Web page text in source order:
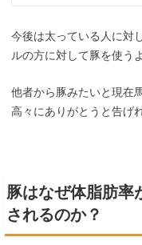
今後は太っている人に対
ルの方に対して豚を使う
他者から豚みたいと現在
高々にありがとうと告げ
豚はなぜ体脂肪率
されるのか？